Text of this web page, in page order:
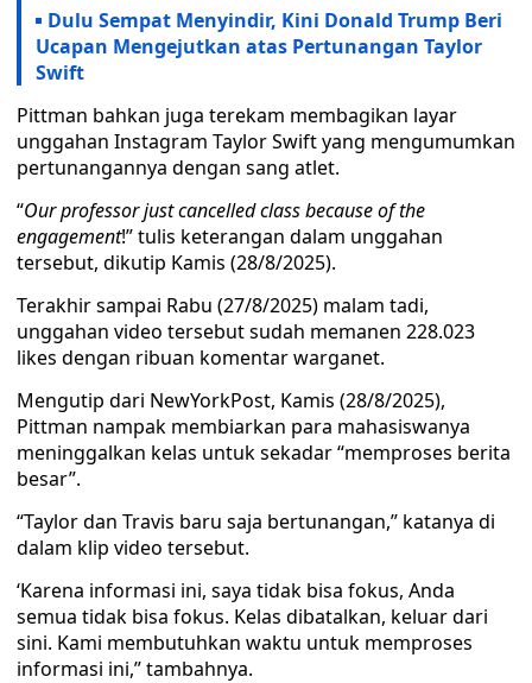
Dulu Sempat Menyindir, Kini Donald Trump Beri
Ucapan Mengejutkan atas Pertunangan Taylor
Swift
Pittman bahkan juga terekam membagikan layar
unggahan Instagram Taylor Swift yang mengumumkan
pertunangannya dengan sang atlet.
“Our professor just cancelled class because of the
engagement!” tulis keterangan dalam unggahan
tersebut, dikutip Kamis (28/8/2025).
Terakhir sampai Rabu (27/8/2025) malam tadi,
unggahan video tersebut sudah memanen 228.023
likes dengan ribuan komentar warganet.
Mengutip dari NewYorkPost, Kamis (28/8/2025),
Pittman nampak membiarkan para mahasiswanya
meninggalkan kelas untuk sekadar “memproses berita
besar”.
“Taylor dan Travis baru saja bertunangan,” katanya di
dalam klip video tersebut.
‘Karena informasi ini, saya tidak bisa fokus, Anda
semua tidak bisa fokus. Kelas dibatalkan, keluar dari
sini. Kami membutuhkan waktu untuk memproses
informasi ini,” tambahnya.